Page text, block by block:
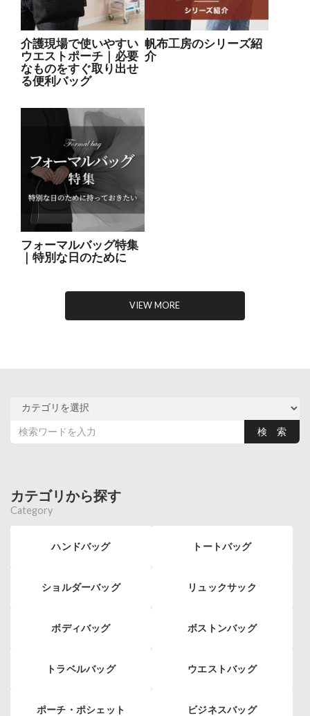
介護現場で使いやすい
ウエストポーチ｜必要
なものをすぐ取り出せ
る便利バッグ
帆布工房のシリーズ紹
介
フォーマルバッグ特集
｜特別な日のために
VIEW MORE
カテゴリから探す
Category
ハンドバッグ トートバッグ
ショルダーバッグ リュックサック
ボディバッグ ボストンバッグ
トラベルバッグ ウエストバッグ
ポーチ・ポシェット ビジネスバッグ